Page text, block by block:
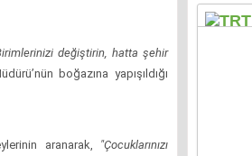
değiştirin, hatta şehir
boğazına yapışıldığı
aranarak, "Çocuklarınızı